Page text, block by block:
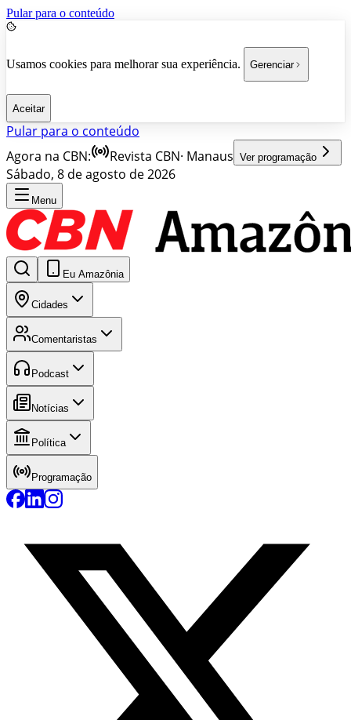
Pular para o conteúdo
Usamos cookies para melhorar sua experiência. Gerenciar
Aceitar
Pular para o conteúdo
Agora na CBN:
Revista CBN· Manaus Ver programação
Sábado, 8 de agosto de 2026
Menu
Eu Amazônia
Cidades
Comentaristas
Podcast
Notícias
Política
Programação